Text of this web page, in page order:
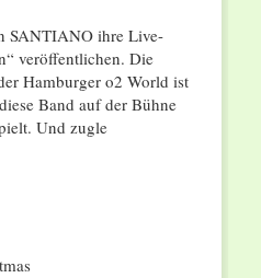
SANTIANO ihre Live-
veröffentlichen. Die
Hamburger o2 World ist
Band auf der Bühne
Und zugle